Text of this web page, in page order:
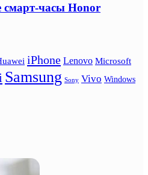
смарт-часы Honor
iPhone Lenovo Microsoft
Samsung Sony Vivo Windows